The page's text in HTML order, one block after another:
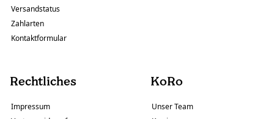
Versandstatus
Zahlarten
Kontaktformular
Rechtliches
Impressum
KoRo
Unser Team